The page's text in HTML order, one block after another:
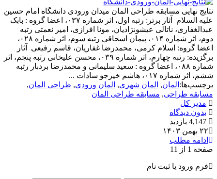
نتایج نهایی مسابقه طراحی المان میدان ورودی دانشگاه امام حسین
علیه السلام آثار برتر: رتبه اول، اثر شماره ۰۳۷، اعضا گروه : بابک
عبدالغفاری، ناتالی عیشونژادیان، مونا افرازی، امیر نعمتی رتبه
دوم، اثر شماره ۰۱۴، پیمان اسحاقی رتبه سوم، اثر شماره ۰۲۸،
اعضا گروه: اسلام کرمی، محمدرضا غفاریان، قاسم رفیعی آثار
برگزیده: رتبه چهارم، اثر شماره ۰۳۹، محسن علیخانی رتبه پنجم، اثر
شماره ۰۸۸، اعضا گروه : سعید سلیمانی و محمدرضا بردبار رتبه
ششم، اثر شماره ۰۱۷، هاشم خیرجو سادات ...
برچسب‌ها: المان, المان شهری, المان ورودی, طراحی المان,
مسابقه طراحی, مسابقه طراحی المان
مدیر کل
بدون دیدگاه
۲۲ بهمن ۱۴۰۳
ادامه مطلب
صفحه 1 از 1
1
فرم ورود یا ثبت نام